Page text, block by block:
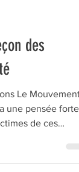
des
Le Mouvement
une pensée forte